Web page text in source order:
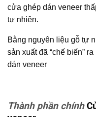
cửa ghép dán veneer
tự nhiên.
Bằng nguyên liệu gỗ tự
sản xuất đã “chế biến”
dán veneer
Thành phần chính